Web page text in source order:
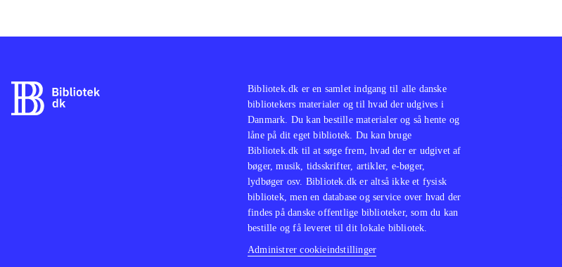
Bibliotek.dk er en samlet indgang til alle danske
bibliotekers materialer og til hvad der udgives i
Danmark. Du kan bestille materialer og så hente og
låne på dit eget bibliotek. Du kan bruge
Bibliotek.dk til at søge frem, hvad der er udgivet af
bøger, musik, tidsskrifter, artikler, e-bøger,
lydbøger osv. Bibliotek.dk er altså ikke et fysisk
bibliotek, men en database og service over hvad der
findes på danske offentlige biblioteker, som du kan
bestille og få leveret til dit lokale bibliotek.
Administrer cookieindstillinger